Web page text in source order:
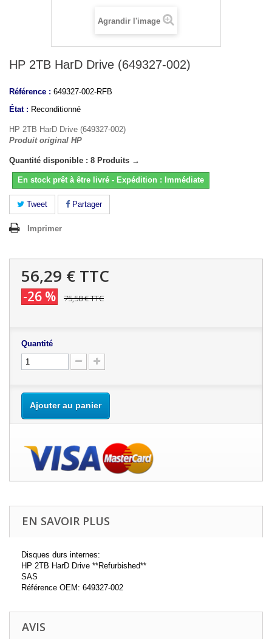
Agrandir l'image
HP 2TB HarD Drive (649327-002)
Référence : 649327-002-RFB
État : Reconditionné
HP 2TB HarD Drive (649327-002)
Produit original HP
Quantité disponible : 8 Produits →
En stock prêt à être livré - Expédition : Immédiate
Tweet Partager
Imprimer
56,29 € TTC
-26 % 75,58 €TTC
Quantité
Ajouter au panier
EN SAVOIR PLUS
Disques durs internes:
HP 2TB HarD Drive **Refurbished**
SAS
Référence OEM: 649327-002
AVIS